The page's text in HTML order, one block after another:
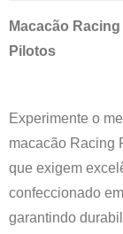
Macacão
Pilotos
Experimente o
macacão Racing
que exigem
confeccionado
garantindo